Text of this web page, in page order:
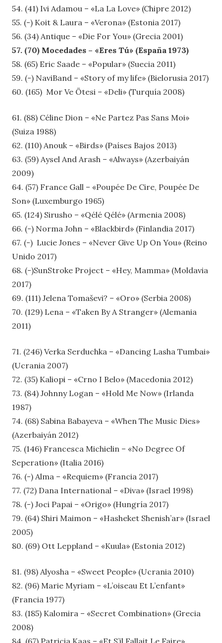
54. (41) Ivi Adamou – «La La Love» (Chipre 2012)
55. (-) Koit & Laura – «Verona» (Estonia 2017)
56. (34) Antique – «Die For You» (Grecia 2001)
57. (70) Mocedades – «Eres Tú» (España 1973)
58. (65) Eric Saade – «Popular» (Suecia 2011)
59. (-) NaviBand – «Story of my life» (Bielorusia 2017)
60. (165) Mor Ve Ötesi – «Deli» (Turquía 2008)
61. (88) Céline Dion – «Ne Partez Pas Sans Moi»
(Suiza 1988)
62. (110) Anouk – «Birds» (Países Bajos 2013)
63. (59) Aysel And Arash – «Always» (Azerbaiyán
2009)
64. (57) France Gall – «Poupée De Cire, Poupée De
Son» (Luxemburgo 1965)
65. (124) Sirusho – «Qélé Qélé» (Armenia 2008)
66. (-) Norma John – «Blackbird» (Finlandia 2017)
67. (-) Lucie Jones – «Never Give Up On You» (Reino
Unido 2017)
68. (-)SunStroke Project – «Hey, Mamma» (Moldavia
2017)
69. (111) Jelena Tomaševi? – «Oro» (Serbia 2008)
70. (129) Lena – «Taken By A Stranger» (Alemania
2011)
71. (246) Verka Serduchka – «Dancing Lasha Tumbai»
(Ucrania 2007)
72. (35) Kaliopi – «Crno I Belo» (Macedonia 2012)
73. (84) Johnny Logan – «Hold Me Now» (Irlanda
1987)
74. (68) Sabina Babayeva – «When The Music Dies»
(Azerbaiyán 2012)
75. (146) Francesca Michielin – «No Degree Of
Seperation» (Italia 2016)
76. (-) Alma – «Requiem» (Francia 2017)
77. (72) Dana International – «Diva» (Israel 1998)
78. (-) Joci Papai – «Origo» (Hungría 2017)
79. (64) Shiri Maimon – «Hasheket Shenish’ar» (Israel
2005)
80. (69) Ott Leppland – «Kuula» (Estonia 2012)
81. (98) Alyosha – «Sweet People» (Ucrania 2010)
82. (96) Marie Myriam – «L’oiseau Et L’enfant»
(Francia 1977)
83. (185) Kalomira – «Secret Combination» (Grecia
2008)
84. (67) Patricia Kaas – «Et S’il Fallait Le Faire»